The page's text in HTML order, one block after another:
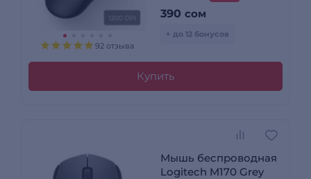
92 отзыва
390 сом
+ до 12 бонусов
Купить
Мышь беспроводная
Logitech M170 Grey